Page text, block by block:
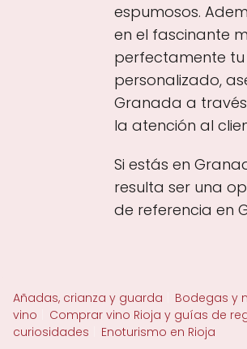
espumosos.
en el fascinante
perfectamente tu
personalizado,
Granada a
la atención al
Si estás en
resulta ser una
de referencia en
Añadas, crianza y guarda Bodegas y
vino
Comprar vino Rioja y guías de
curiosidades
Enoturismo en Rioja